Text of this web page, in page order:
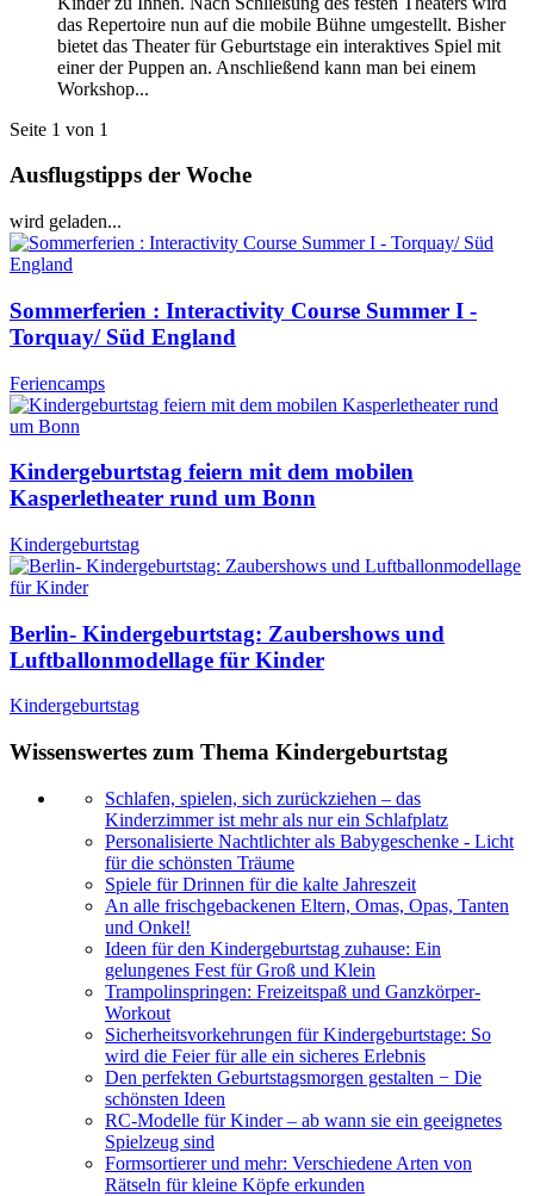
das Repertoire nun auf die mobile Bühne umgestellt. Bisher
bietet das Theater für Geburtstage ein interaktives Spiel mit
einer der Puppen an. Anschließend kann man bei einem
Workshop...
Seite 1 von 1
Ausflugstipps der Woche
wird geladen...
Sommerferien : Interactivity Course Summer I -
Torquay/ Süd England
Feriencamps
Kindergeburtstag feiern mit dem mobilen
Kasperletheater rund um Bonn
Kindergeburtstag
Berlin- Kindergeburtstag: Zaubershows und
Luftballonmodellage für Kinder
Kindergeburtstag
Wissenswertes zum Thema Kindergeburtstag
Schlafen, spielen, sich zurückziehen – das
Kinderzimmer ist mehr als nur ein Schlafplatz
Personalisierte Nachtlichter als Babygeschenke - Licht
für die schönsten Träume
Spiele für Drinnen für die kalte Jahreszeit
An alle frischgebackenen Eltern, Omas, Opas, Tanten
und Onkel!
Ideen für den Kindergeburtstag zuhause: Ein
gelungenes Fest für Groß und Klein
Trampolinspringen: Freizeitspaß und Ganzkörper-
Workout
Sicherheitsvorkehrungen für Kindergeburtstage: So
wird die Feier für alle ein sicheres Erlebnis
Den perfekten Geburtstagsmorgen gestalten − Die
schönsten Ideen
RC-Modelle für Kinder – ab wann sie ein geeignetes
Spielzeug sind
Formsortierer und mehr: Verschiedene Arten von
Rätseln für kleine Köpfe erkunden